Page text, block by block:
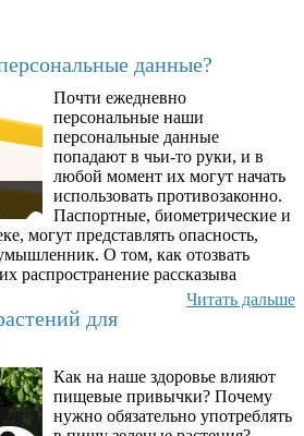
данные?
Почти ежедневно
персональные наши
персональные данные
попадают в чьи-то руки, и в
любой момент их могут начать
использовать противозаконно.
Паспортные, биометрические и
могут представлять опасность,
О том, как отозвать
распространение рассказыва
Читать дальше
для
Как на наше здоровье влияют
пищевые привычки? Почему
нужно обязательно употреблять